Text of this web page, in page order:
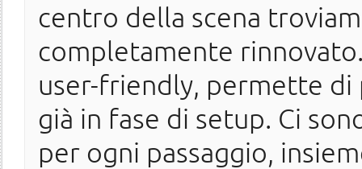
centro della scena
completamente
user-friendly, permette di
già in fase di setup. Ci
per ogni passaggio,